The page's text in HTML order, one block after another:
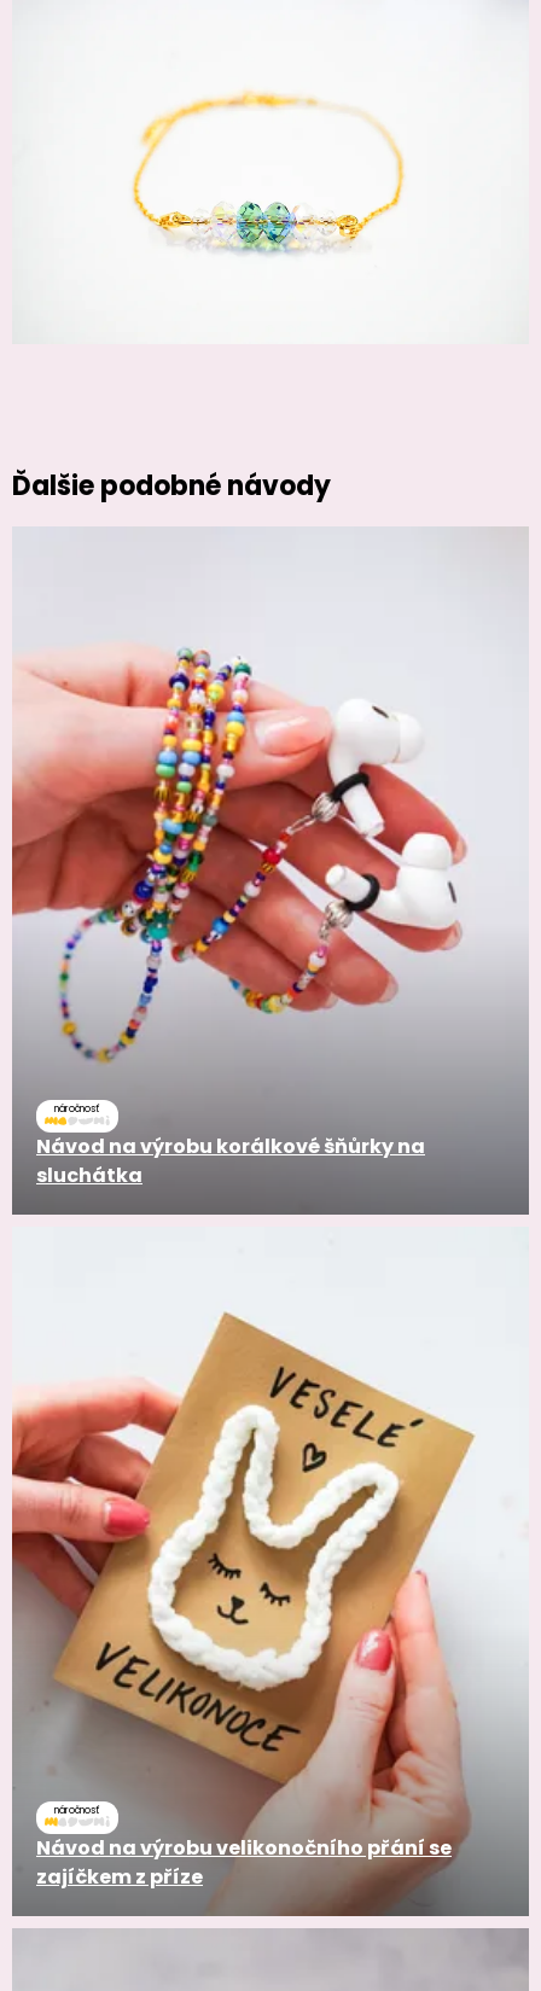
Ďalšie podobné návody
náročnosť
Návod na výrobu korálkové šňůrky na
sluchátka
náročnosť
Návod na výrobu velikonočního přání se
zajíčkem z příze